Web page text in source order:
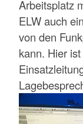
Arbeitsplatz
ELW auch
von den
kann. Hier